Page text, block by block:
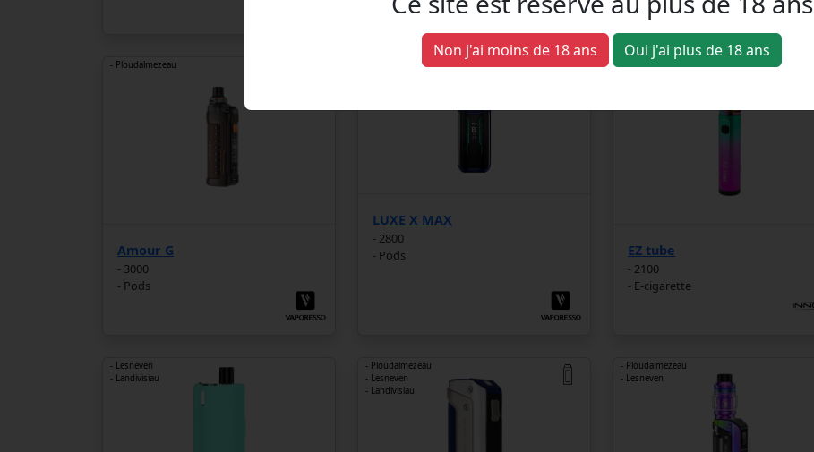
Amour G
- 3000
- Pods
- Ploudalmezeau
LUXE X MAX
- 2800
- Pods
- Ploudalmezeau
EZ tube
- 2100
- E-cigarette
- Lesneven
- Landivisiau
- Ploudalmezeau
- Lesneven
- Landivisiau
- Ploudalmezeau
- Lesneven
Non j'ai moins de 18 ans Oui j'ai plus de 18 ans